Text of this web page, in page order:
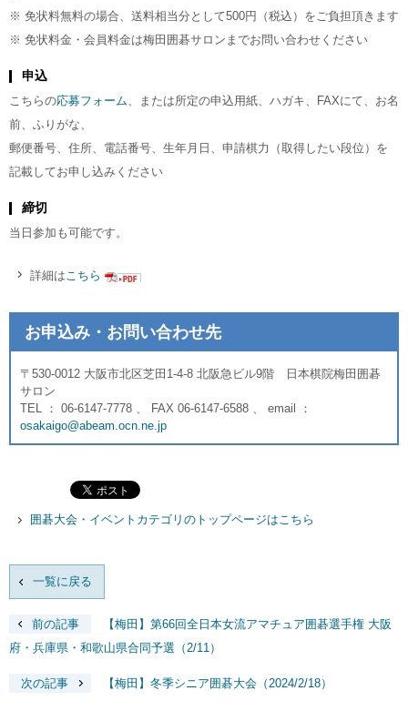
※ 免状料無料の場合、送料相当分として500円（税込）をご負担頂きます
※ 免状料金・会員料金は梅田囲碁サロンまでお問い合わせください
申込
こちらの応募フォーム 、または所定の申込用紙、ハガキ、FAXにて、お名
前、ふりがな、
郵便番号、住所、電話番号、生年月日、申請棋力（取得したい段位）を
記載してお申し込みください
締切
当日参加も可能です。
詳細は こちら
お申込み・お問い合わせ先
〒530-0012 大阪市北区芝田1-4-8 北阪急ビル9階 日本棋院梅田囲碁
サロン
TEL ： 06-6147-7778 、 FAX 06-6147-6588 、 email ：
osakaigo@abeam.ocn.ne.jp
囲碁大会・イベントカテゴリのトップページはこちら
一覧に戻る
前の記事
【梅田】第66回全日本女流アマチュア囲碁選手権 大阪
府・兵庫県・和歌山県合同予選（2/11）
次の記事 【梅田】冬季シニア囲碁大会（2024/2/18）